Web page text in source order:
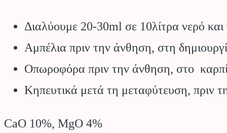
Διαλύουμε 20-30ml σε 10λίτρα νερό
Αμπέλια πριν την άνθηση, στη
Οπωροφόρα πριν την άνθηση, στο
Κηπευτικά μετά τη μεταφύτευση, πριν
CaO 10%, MgO 4%